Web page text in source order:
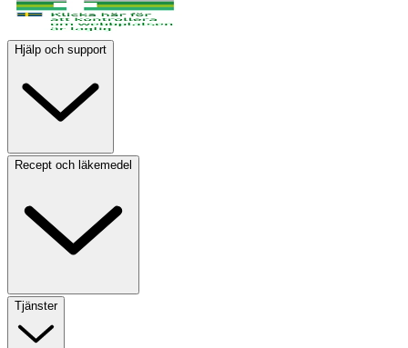
Hjälp och support
Recept och läkemedel
Tjänster